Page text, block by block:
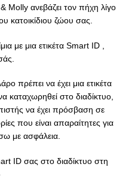
Molly ανεβάζει τον πήχη λίγο
κατοικίδιου ζώου σας.
με μια ετικέτα Smart ID ,
πρέπει να έχει μια ετικέτα
καταχωρηθεί στο διαδίκτυο,
να έχει πρόσβαση σε
που είναι απαραίτητες για
με ασφάλεια.
ID σας στο διαδίκτυο στη